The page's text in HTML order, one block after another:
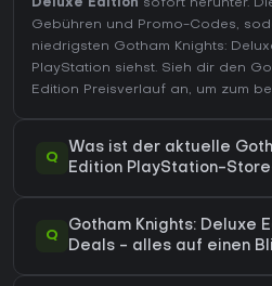
Deluxe Edition sofort herunter.
Gebühren und Promo-Codes,
niedrigsten Gotham Knights:
PlayStation siehst. Sieh dir den
Edition Preisverlauf an, um zum
Q
Was ist der aktuelle
Edition PlayStation-
Q
Gotham Knights: Deluxe
Deals - alles auf einen